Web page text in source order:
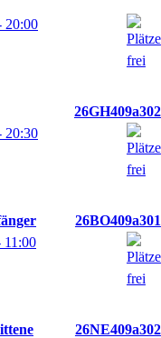
20:00
26GH409a302
20:30
26BO409a301
11:00
26NE409a302